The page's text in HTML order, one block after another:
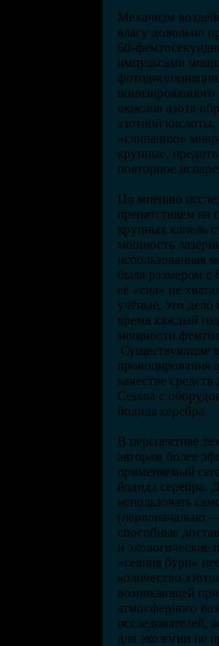
Механизм
влагу довольно
60-
импульсами
окислов азота
азотной
«слипанию»
крупные,
повторное
По мнению
препятствием на
крупных капель
мощность
использованная
была размером с
её «сил» не
учёные, это дело
время каждый
мощности
Существующие
провоцирования
качестве
Cessna с
йодида серебра.
В перспективе
авторам более
применяемый
йодида серебра.
использовать
(первоначально
способные
и экологические
«сеяния бури»
количество
возникающей
атмосферного
исследователей,
для экологии не